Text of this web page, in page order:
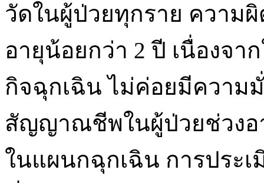
วัดในผู้ป่วยทุกราย ความ
อายุน้อยกว่า 2 ปี เนื่องจา
กิจฉุกเฉิน ไม่ค่อยมีความ
สัญญาณชีพในผู้ป่วยช่วง
ในแผนกฉุกเฉิน การปร